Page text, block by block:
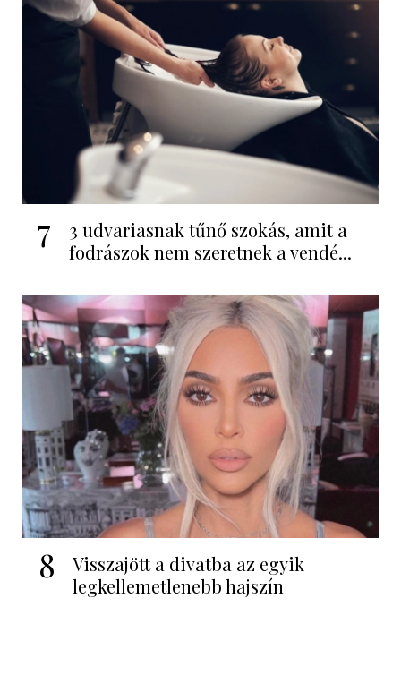
7
3 udvariasnak tűnő szokás, amit a
fodrászok nem szeretnek a vendé...
8
Visszajött a divatba az egyik
legkellemetlenebb hajszín